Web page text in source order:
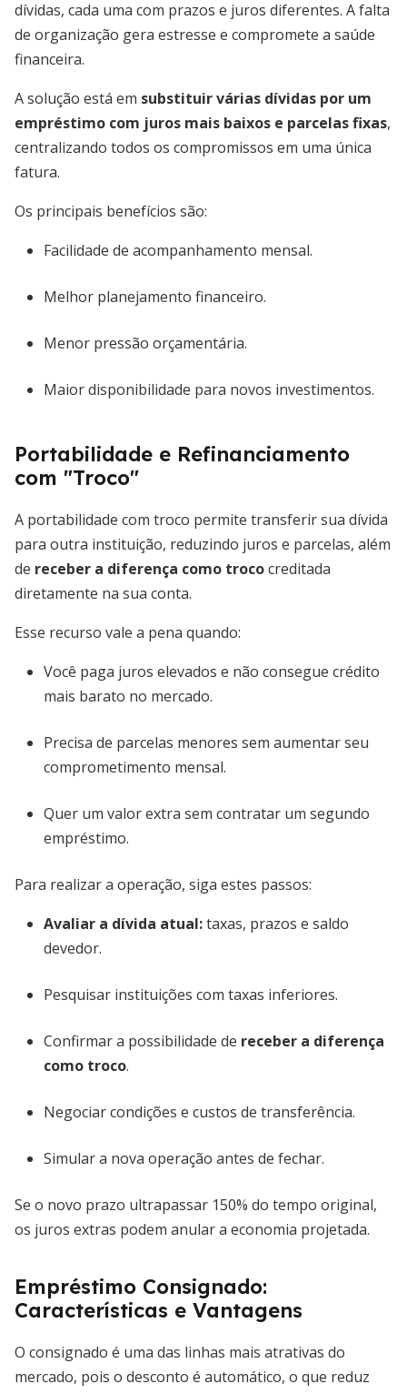
dívidas, cada uma com prazos e juros diferentes. A falta
de organização gera estresse e compromete a saúde
financeira.
A solução está em substituir várias dívidas por um
empréstimo com juros mais baixos e parcelas fixas,
centralizando todos os compromissos em uma única
fatura.
Os principais benefícios são:
Facilidade de acompanhamento mensal.
Melhor planejamento financeiro.
Menor pressão orçamentária.
Maior disponibilidade para novos investimentos.
Portabilidade e Refinanciamento
com "Troco"
A portabilidade com troco permite transferir sua dívida
para outra instituição, reduzindo juros e parcelas, além
de receber a diferença como trococreditada
diretamente na sua conta.
Esse recurso vale a pena quando:
Você paga juros elevados e não consegue crédito
mais barato no mercado.
Precisa de parcelas menores sem aumentar seu
comprometimento mensal.
Quer um valor extra sem contratar um segundo
empréstimo.
Para realizar a operação, siga estes passos:
Avaliar a dívida atual:taxas, prazos e saldo
devedor.
Pesquisar instituições com taxas inferiores.
Confirmar a possibilidade de receber a diferença
como troco.
Negociar condições e custos de transferência.
Simular a nova operação antes de fechar.
Se o novo prazo ultrapassar 150% do tempo original,
os juros extras podem anular a economia projetada.
Empréstimo Consignado:
Características e Vantagens
O consignado é uma das linhas mais atrativas do
mercado, pois o desconto é automático, o que reduz